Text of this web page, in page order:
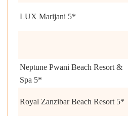
LUX Marijani 5*
Neptune Pwani Beach Resort &
Spa 5*
Royal Zanzibar Beach Resort 5*